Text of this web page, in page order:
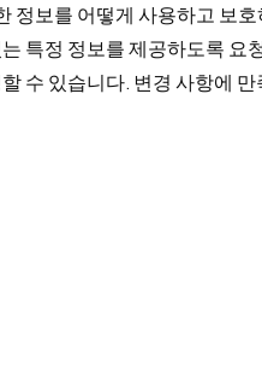
보를 어떻게 사용하고 보
특정 정보를 제공하도록
수 있습니다. 변경 사항에